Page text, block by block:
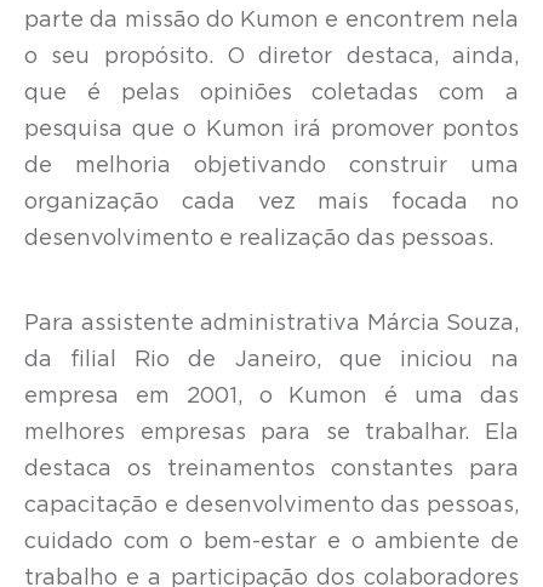
parte da missão do Kumon e encontrem nela
o seu propósito. O diretor destaca, ainda,
que é pelas opiniões coletadas com a
pesquisa que o Kumon irá promover pontos
de melhoria objetivando construir uma
organização cada vez mais focada no
desenvolvimento e realização das pessoas.
Para assistente administrativa Márcia Souza,
da filial Rio de Janeiro, que iniciou na
empresa em 2001, o Kumon é uma das
melhores empresas para se trabalhar. Ela
destaca os treinamentos constantes para
capacitação e desenvolvimento das pessoas,
cuidado com o bem-estar e o ambiente de
trabalho e a participação dos colaboradores